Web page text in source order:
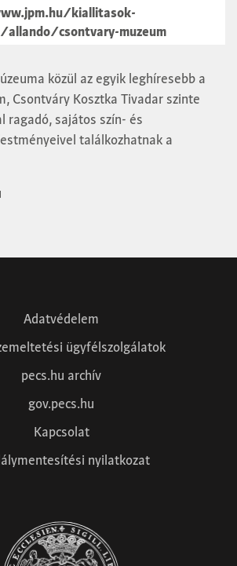
kiallitasok-
allando/csontvary-muzeum
közül az egyik leghíresebb a
Csontváry Kosztka Tivadar szinte
ragadó, sajátos szín- és
találkozhatnak a
Adatvédelem
ügyfélszolgálatok
pecs.hu archív
gov.pecs.hu
Kapcsolat
nyilatkozat